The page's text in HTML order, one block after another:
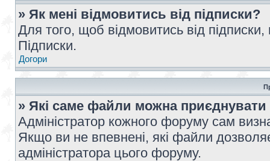
» Як мені відмовитись від підписки?
Для того, щоб відмовитись від
Підписки.
Догори
» Які саме файли можна
Адміністратор кожного форуму сам
Якщо ви не впевнені, які файли
адміністратора цього форуму.